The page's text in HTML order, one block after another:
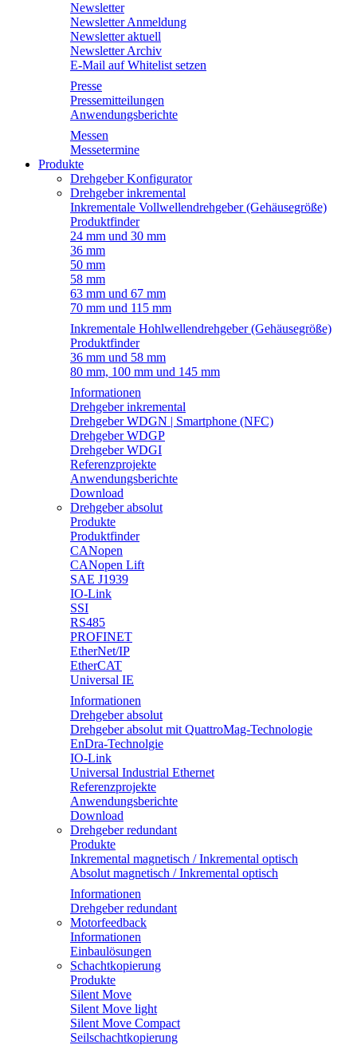
Newsletter
Newsletter Anmeldung
Newsletter aktuell
Newsletter Archiv
E-Mail auf Whitelist setzen
Presse
Pressemitteilungen
Anwendungsberichte
Messen
Messetermine
Produkte
Drehgeber Konfigurator
Drehgeber inkremental
Inkrementale Vollwellendrehgeber (Gehäusegröße)
Produktfinder
24 mm und 30 mm
36 mm
50 mm
58 mm
63 mm und 67 mm
70 mm und 115 mm
Inkrementale Hohlwellendrehgeber (Gehäusegröße)
Produktfinder
36 mm und 58 mm
80 mm, 100 mm und 145 mm
Informationen
Drehgeber inkremental
Drehgeber WDGN | Smartphone (NFC)
Drehgeber WDGP
Drehgeber WDGI
Referenzprojekte
Anwendungsberichte
Download
Drehgeber absolut
Produkte
Produktfinder
CANopen
CANopen Lift
SAE J1939
IO-Link
SSI
RS485
PROFINET
EtherNet/IP
EtherCAT
Universal IE
Informationen
Drehgeber absolut
Drehgeber absolut mit QuattroMag-Technologie
EnDra-Technolgie
IO-Link
Universal Industrial Ethernet
Referenzprojekte
Anwendungsberichte
Download
Drehgeber redundant
Produkte
Inkremental magnetisch / Inkremental optisch
Absolut magnetisch / Inkremental optisch
Informationen
Drehgeber redundant
Motorfeedback
Informationen
Einbaulösungen
Schachtkopierung
Produkte
Silent Move
Silent Move light
Silent Move Compact
Seilschachtkopierung